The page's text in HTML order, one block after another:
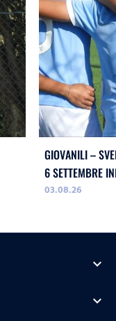
GIOVANILI –
03.08.26
expand_more
expand_more